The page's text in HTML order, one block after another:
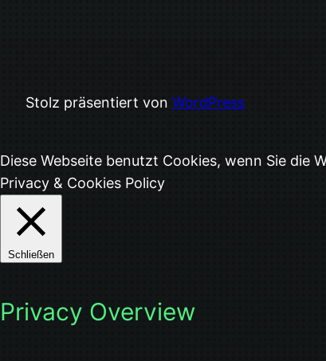
Stolz präsentiert von WordPress
Diese Webseite benutzt Cookies, wenn Sie die
Privacy & Cookies Policy
Schließen
Privacy Overview